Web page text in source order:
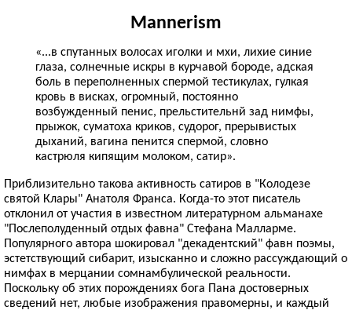
Mannerism
«...в спутанных волосах иголки и мхи, лихие синие
глаза, солнечные искры в курчавой бороде, адская
боль в переполненных спермой тестикулах, гулкая
кровь в висках, огромный, постоянно
возбужденный пенис, прельстительнй зад нимфы,
прыжок, суматоха криков, судорог, прерывистых
дыханий, вагина пенится спермой, словно
кастрюля кипящим молоком, сатир».
Приблизительно такова активность сатиров в "Колодезе
святой Клары" Анатоля Франса. Когда-то этот писатель
отклонил от участия в известном литературном альманахе
"Послеполуденный отдых фавна" Стефана Малларме.
Популярного автора шокировал "декадентский" фавн поэмы,
эстетствующий сибарит, изысканно и сложно рассуждающий о
нимфах в мерцании сомнамбулической реальности.
Поскольку об этих порождениях бога Пана достоверных
сведений нет, любые изображения правомерны, и каждый